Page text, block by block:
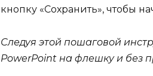
кнопку «Сохранить», чтобы
Следуя этой пошаговой
PowerPoint на флешку и без